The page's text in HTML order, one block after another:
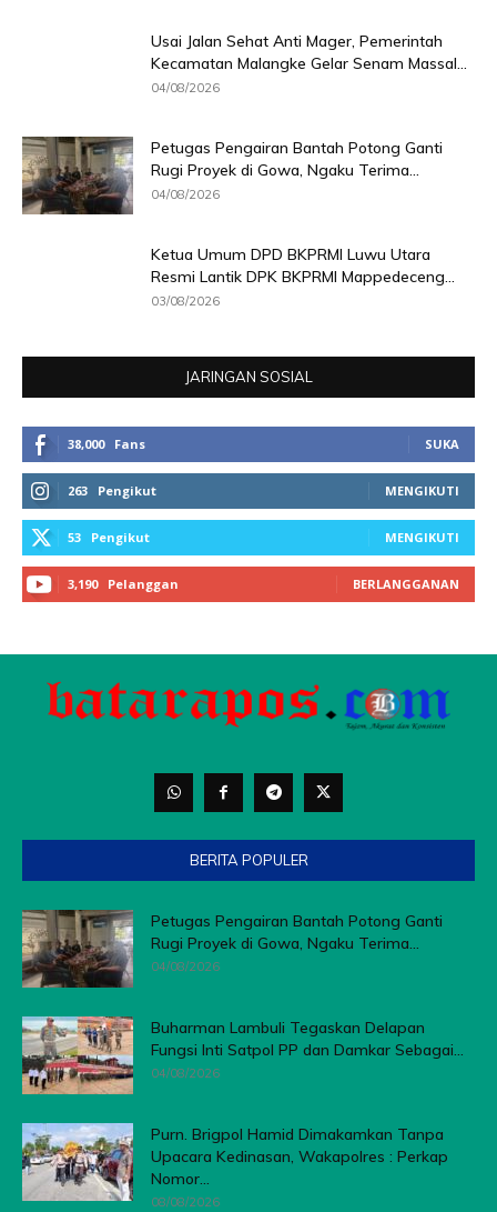
BERITA POPULER
Petugas Pengairan Bantah Potong Ganti
Rugi Proyek di Gowa, Ngaku Terima...
04/08/2026
Buharman Lambuli Tegaskan Delapan
Fungsi Inti Satpol PP dan Damkar Sebagai...
04/08/2026
Purn. Brigpol Hamid Dimakamkan Tanpa
Upacara Kedinasan, Wakapolres : Perkap
Nomor...
08/08/2026